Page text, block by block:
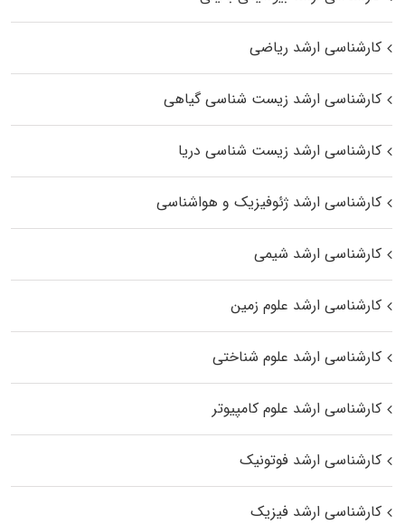
کارشناسی ارشد ریاضی
کارشناسی ارشد زیست‌ شناسی گیاهی
کارشناسی ارشد زیست‌ شناسی دریا
کارشناسی ارشد ژئوفیزیک و هواشناسی
کارشناسی ارشد شیمی
کارشناسی ارشد علوم زمین
کارشناسی ارشد علوم شناختی
کارشناسی ارشد علوم کامپیوتر
کارشناسی ارشد فوتونیک
کارشناسی ارشد فیزیک